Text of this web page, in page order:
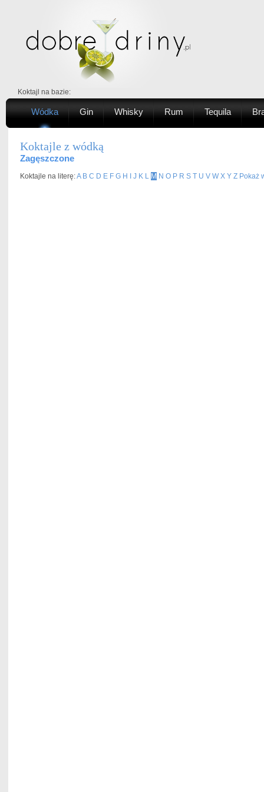
Koktajl na bazie:
Wódka Gin Whisky Rum Tequila
Koktajle z wódką
Zagęszczone
Koktajle na literę:A B C D E F G H J K L M N O P R S T U V W X Y Z Pokaż